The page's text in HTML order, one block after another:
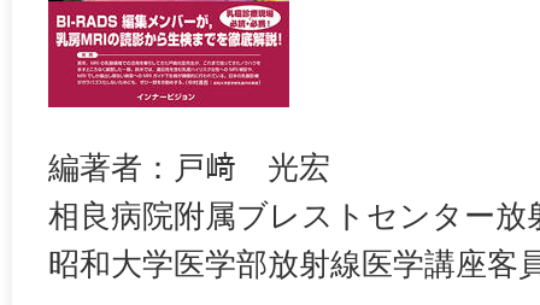
編著者：戸﨑 光宏
相良病院附属ブレストセンター放
昭和大学医学部放射線医学講座客